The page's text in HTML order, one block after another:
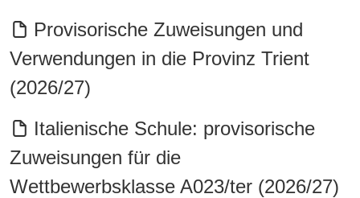
Provisorische Zuweisungen und
Verwendungen in die Provinz Trient
(2026/27)
Italienische Schule: provisorische
Zuweisungen für die
Wettbewerbsklasse A023/ter (2026/27)